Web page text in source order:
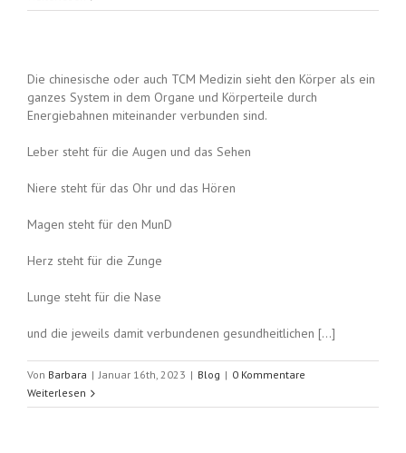
Die chinesische oder auch TCM Medizin sieht den Körper als ein
ganzes System in dem Organe und Körperteile durch
Energiebahnen miteinander verbunden sind.
Leber steht für die Augen und das Sehen
Niere steht für das Ohr und das Hören
Magen steht für den MunD
Herz steht für die Zunge
Lunge steht für die Nase
und die jeweils damit verbundenen gesundheitlichen […]
Von Barbara | Januar 16th, 2023 | Blog | 0 Kommentare
Weiterlesen